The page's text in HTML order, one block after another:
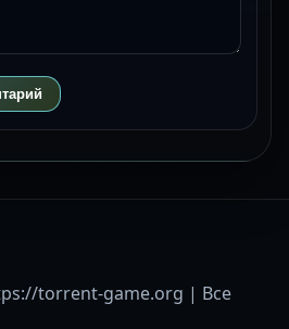
torrent-game.org | Все